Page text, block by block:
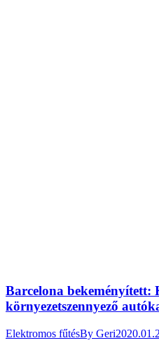
Barcelona
környezetszennyező
Elektromos fűtésBy Geri